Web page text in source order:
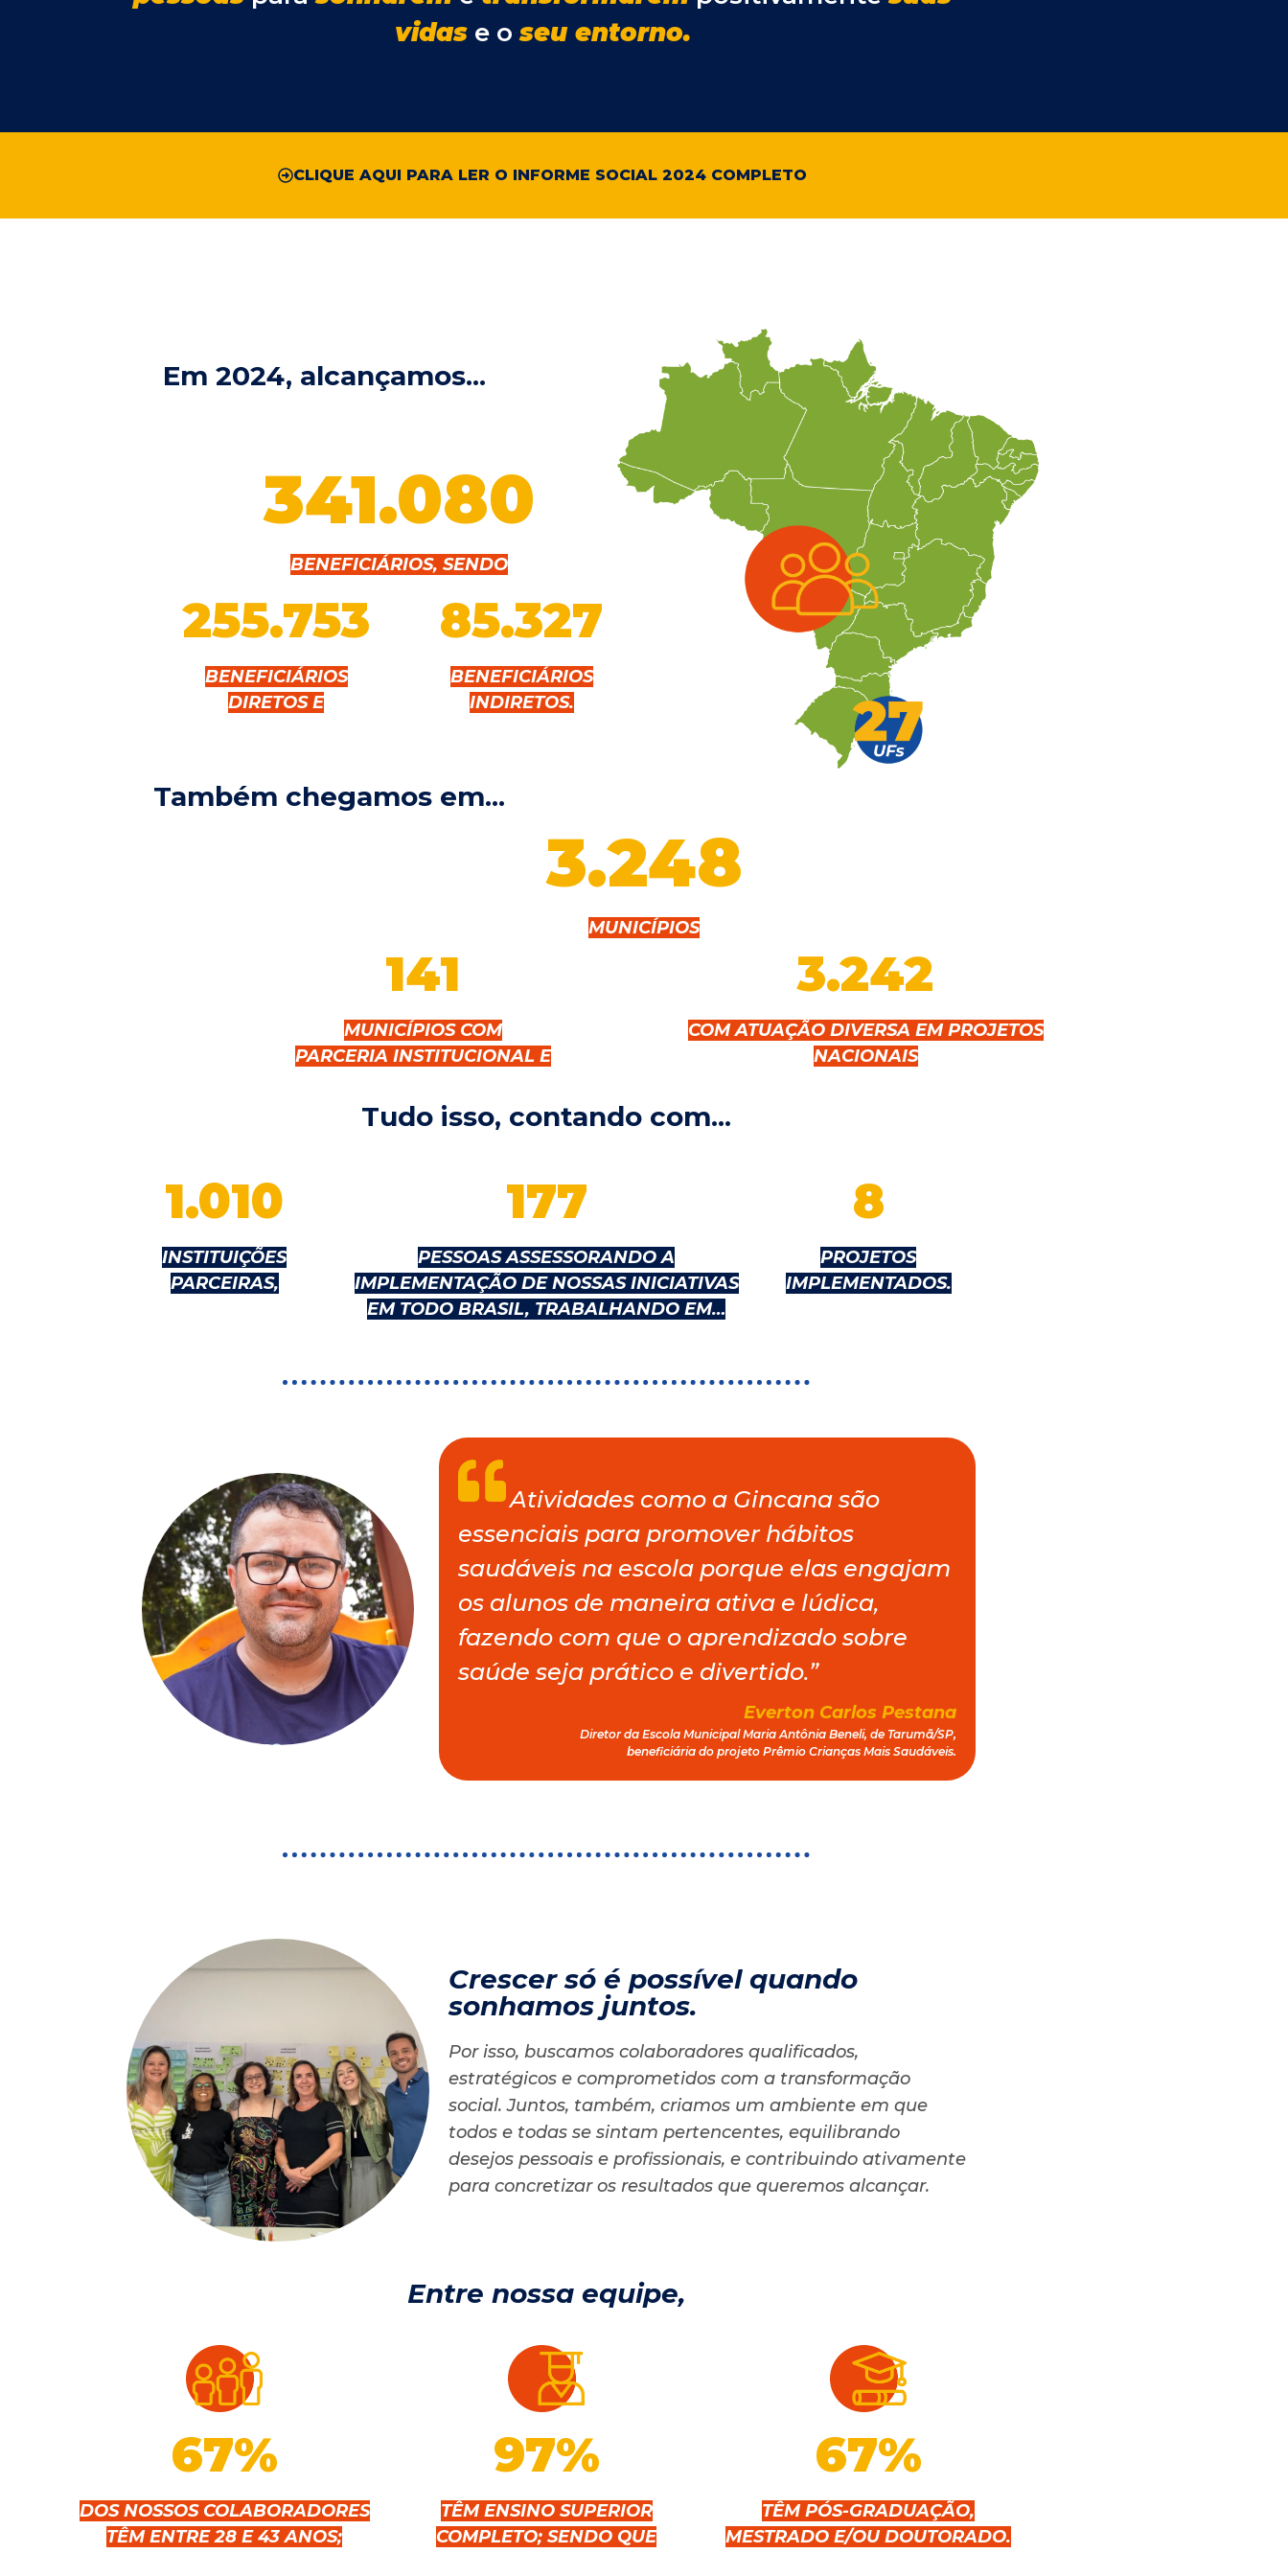
vidase oseu entorno.
CLIQUE AQUI PARA LER O INFORME SOCIAL 2024 COMPLETO
Em 2024, alcançamos...
341.080
BENEFICIÁRIOS, SENDO
255.753
BENEFICIÁRIOS
DIRETOS E
85.327
BENEFICIÁRIOS
INDIRETOS.
Também chegamos em...
3.248
MUNICÍPIOS
141
MUNICÍPIOS COM
PARCERIA INSTITUCIONAL E
3.242
COM ATUAÇÃO DIVERSA EM PROJETOS
NACIONAIS
Tudo isso, contando com...
1.010
INSTITUIÇÕES
PARCEIRAS,
177
PESSOAS ASSESSORANDO A
IMPLEMENTAÇÃO DE NOSSAS INICIATIVAS
EM TODO BRASIL, TRABALHANDO EM…
8
PROJETOS
IMPLEMENTADOS.
Atividades como a Gincana são
essenciais para promover hábitos
saudáveis na escola porque elas engajam
os alunos de maneira ativa e lúdica,
fazendo com que o aprendizado sobre
saúde seja prático e divertido.”
Everton Carlos Pestana
Diretor da Escola Municipal Maria Antônia Beneli, de Tarumã/SP,
beneficiária do projeto Prêmio Crianças Mais Saudáveis.
Crescer só é possível quando
sonhamos juntos.
Por isso, buscamos colaboradores qualificados,
estratégicos e comprometidos com a transformação
social. Juntos, também, criamos um ambiente em que
todos e todas se sintam pertencentes, equilibrando
desejos pessoais e profissionais, e contribuindo ativamente
para concretizar os resultados que queremos alcançar.
Entre nossa equipe,
67%
DOS NOSSOS COLABORADORES
TÊM ENTRE 28 E 43 ANOS;
97%
TÊM ENSINO SUPERIOR
COMPLETO; SENDO QUE
67%
TÊM PÓS-GRADUAÇÃO,
MESTRADO E/OU DOUTORADO.